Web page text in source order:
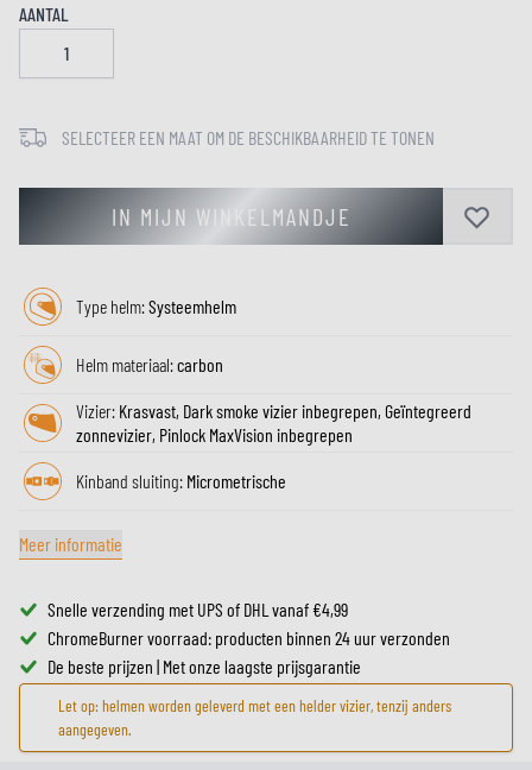
AANTAL
SELECTEER EEN MAAT OM DE BESCHIKBAARHEID TE TONEN
IN MIJN WINKELMANDJE
Type helm:Systeemhelm
Helm materiaal:carbon
Vizier: Krasvast, Dark smoke vizier inbegrepen, Geïntegreerd
zonnevizier, Pinlock MaxVision inbegrepen
Kinband sluiting: Micrometrische
Meer informatie
Snelle verzending met UPS of DHL vanaf €4,99
ChromeBurner voorraad: producten binnen 24 uur verzonden
De beste prijzen | Met onze laagste prijsgarantie
Let op: helmen worden geleverd met een helder vizier, tenzij anders
aangegeven.